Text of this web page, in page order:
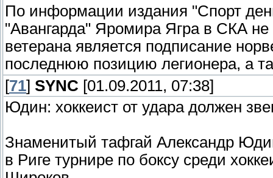
По информации издания "Спорт
"Авангарда" Яромира Ягра в СКА не
ветерана является подписание
последнюю позицию легионера, а
[71] SYNC [01.09.2011, 07:38]
Юдин: хоккеист от удара должен
Знаменитый тафгай Александр
в Риге турнире по боксу среди